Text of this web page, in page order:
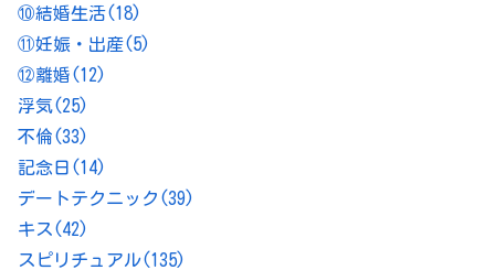
⑩結婚生活(18)
⑪妊娠・出産(5)
⑫離婚(12)
浮気(25)
不倫(33)
記念日 (14)
デートテクニック (39)
キス (42)
スピリチュアル(135)